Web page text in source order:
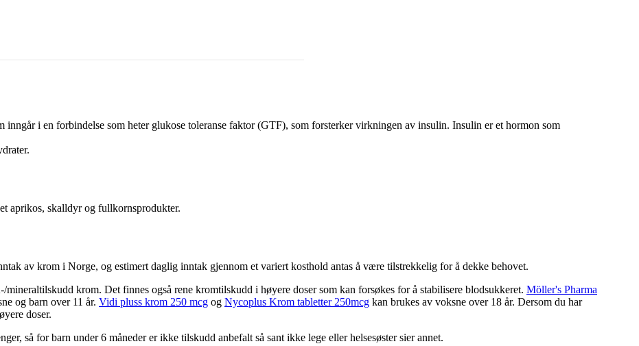
i en forbindelse som heter glukose toleranse faktor (GTF), som forsterker virkningen av insulin. Insulin er et hormon som
aprikos, skalldyr og fullkornsprodukter.
av krom i Norge, og estimert daglig inntak gjennom et variert kosthold antas å være tilstrekkelig for å dekke behovet.
krom. Det finnes også rene kromtilskudd i høyere doser som kan forsøkes for å stabilisere blodsukkeret. Möller's Pharma
og barn over 11 år. Vidi pluss krom 250 mcg og Nycoplus Krom tabletter 250mcg kan brukes av voksne over 18 år. Dersom du har
doser.
så for barn under 6 måneder er ikke tilskudd anbefalt så sant ikke lege eller helsesøster sier annet.